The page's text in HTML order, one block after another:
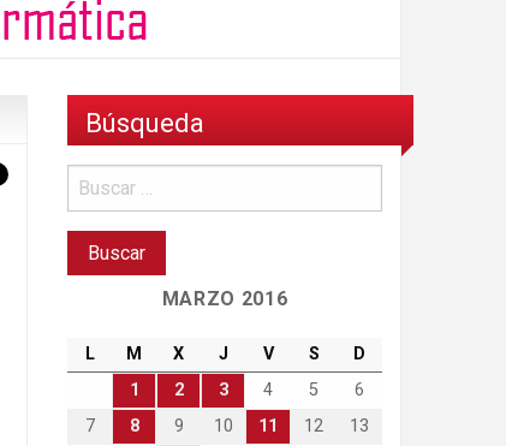
Búsqueda
MARZO 2016
L M X J V S
D
1
2 3 4 5
6
7
8 9 10 11 12
13